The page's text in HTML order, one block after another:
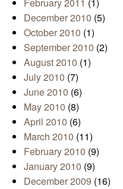
December 2010 (5)
October 2010 (1)
September 2010 (2)
August 2010 (1)
July 2010 (7)
June 2010 (6)
May 2010 (8)
April 2010 (6)
March 2010 (11)
February 2010 (9)
January 2010 (9)
December 2009 (16)